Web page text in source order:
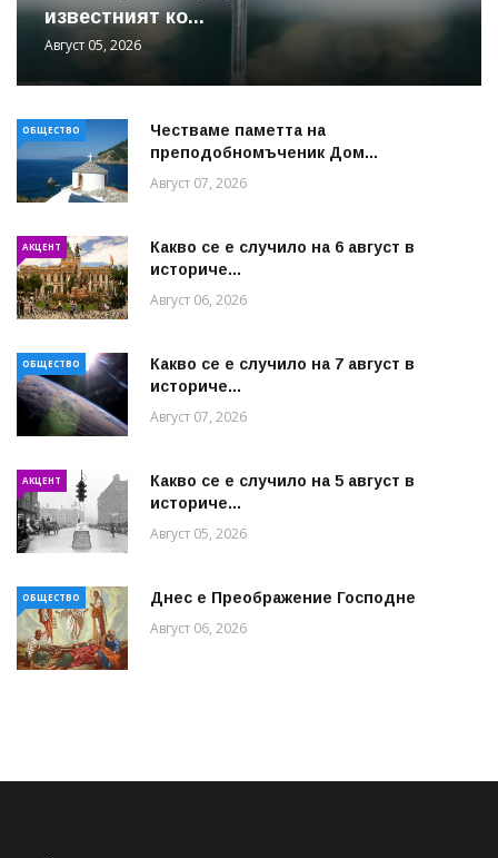
известният ко...
Август 05, 2026
ОБЩЕСТВО
Честваме паметта на
преподобномъченик Дом...
Август 07, 2026
АКЦЕНТ
Какво се е случило на 6 август в
историче...
Август 06, 2026
ОБЩЕСТВО
Какво се е случило на 7 август в
историче...
Август 07, 2026
АКЦЕНТ
Какво се е случило на 5 август в
историче...
Август 05, 2026
ОБЩЕСТВО Днес е Преображение Господне
Август 06, 2026